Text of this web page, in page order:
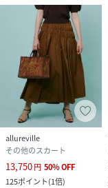
allureville
その他のスカート
13,750円 50%OFF
125ポイント(1倍)